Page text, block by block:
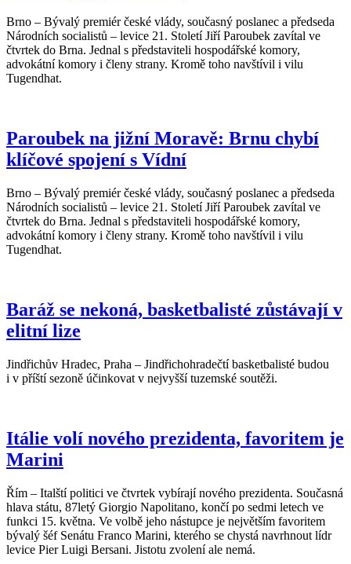
Brno – Bývalý premiér české vlády, současný poslanec a předseda
Národních socialistů – levice 21. Století Jiří Paroubek zavítal ve
čtvrtek do Brna. Jednal s představiteli hospodářské komory,
advokátní komory i členy strany. Kromě toho navštívil i vilu
Tugendhat.
Paroubek na jižní Moravě: Brnu chybí
klíčové spojení s Vídní
Brno – Bývalý premiér české vlády, současný poslanec a předseda
Národních socialistů – levice 21. Století Jiří Paroubek zavítal ve
čtvrtek do Brna. Jednal s představiteli hospodářské komory,
advokátní komory i členy strany. Kromě toho navštívil i vilu
Tugendhat.
Baráž se nekoná, basketbalisté zůstávají v
elitní lize
Jindřichův Hradec, Praha – Jindřichohradečtí basketbalisté budou
i v příští sezoně účinkovat v nejvyšší tuzemské soutěži.
Itálie volí nového prezidenta, favoritem je
Marini
Řím – Italští politici ve čtvrtek vybírají nového prezidenta. Současná
hlava státu, 87letý Giorgio Napolitano, končí po sedmi letech ve
funkci 15. května. Ve volbě jeho nástupce je největším favoritem
bývalý šéf Senátu Franco Marini, kterého se chystá navrhnout lídr
levice Pier Luigi Bersani. Jistotu zvolení ale nemá.